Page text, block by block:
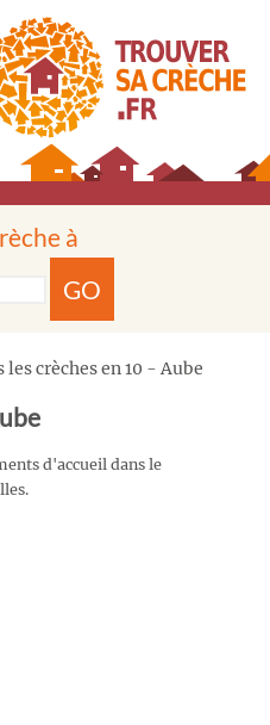
à
GO
les crèches en 10 - Aube
d'accueil dans le